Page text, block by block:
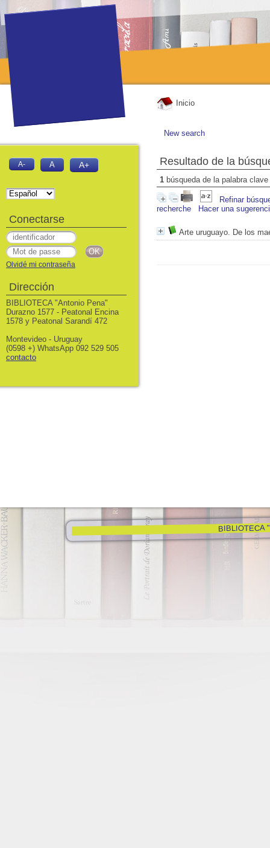
Inicio
New search
Resultado de la
1 búsqueda de la palabra clave
Refinar
recherche
Hacer una
Arte uruguayo. De los
BIBLIOTECA
A- A A+
Conectarse
Olvidé mi contraseña
Dirección
BIBLIOTECA "Antonio Pena"
Durazno 1577 - Peatonal Encina
1578 y Peatonal Sarandí 472
Montevideo - Uruguay
(0598 +) WhatsApp 092 529 505
contacto